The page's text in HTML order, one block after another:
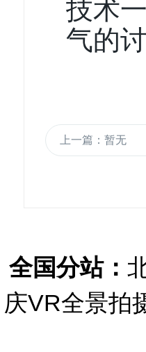
技术
气的
上一篇：暂无
全国分站：
庆VR全景拍